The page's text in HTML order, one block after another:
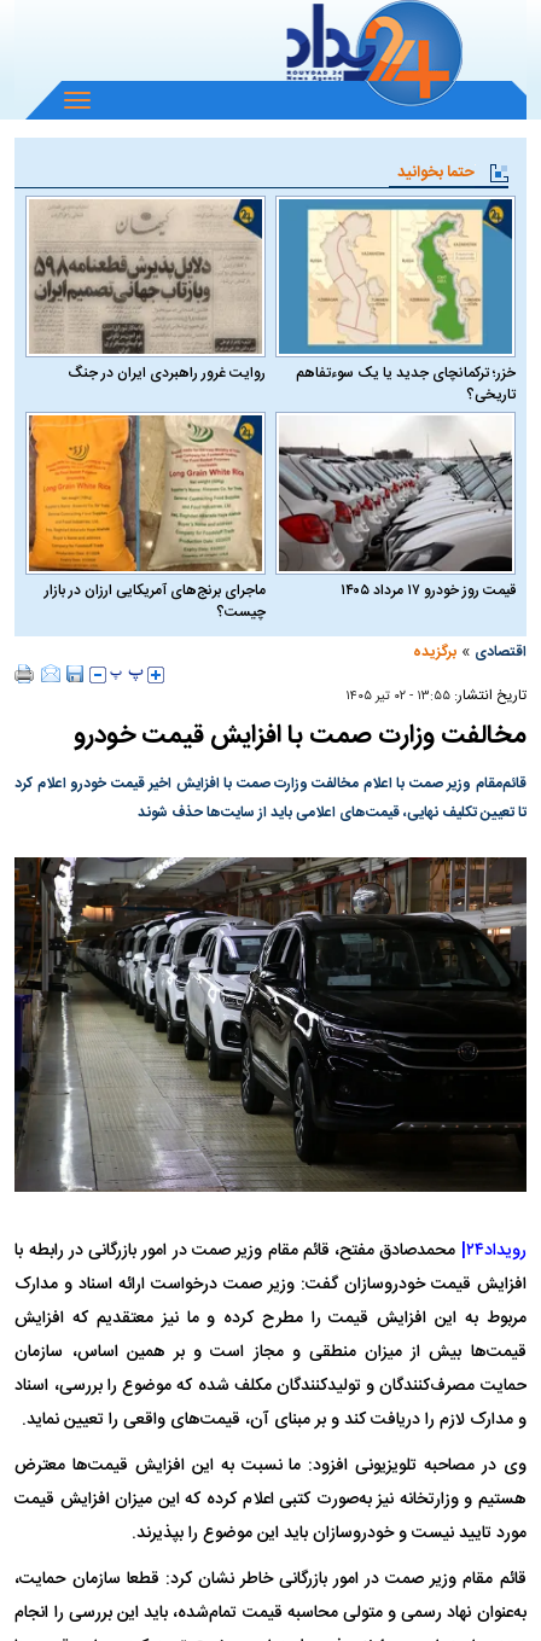
باز
و
منو
حتما بخوانید
خزر؛ ترکمانچای جدید یا یک سوءتفاهم
تاریخی؟
روایت غرور راهبردی ایران در جنگ
قیمت روز خودرو ۱۷ مرداد ۱۴۰۵
ماجرای برنج‌های آمریکایی ارزان در بازار
چیست؟
اقتصادی »برگزیده
تاریخ انتشار:۱۳:۵۵ - ۰۲ تير ۱۴۰۵
مخالفت وزارت صمت با افزایش قیمت خودرو
قائم‌مقام وزیر صمت با اعلام مخالفت وزارت صمت با افزایش اخیر قیمت خودرو اعلام کرد
تا تعیین تکلیف نهایی، قیمت‌های اعلامی باید از سایت‌ها حذف شوند
رویداد۲۴|
محمدصادق مفتح، قائم مقام وزیر صمت در امور بازرگانی در رابطه با
افزایش قیمت خودروسازان گفت: وزیر صمت درخواست ارائه اسناد و مدارک
مربوط به این افزایش قیمت را مطرح کرده‌ و ما نیز معتقدیم که افزایش
قیمت‌ها بیش از میزان منطقی و مجاز است و بر همین اساس، سازمان
حمایت مصرف‌کنندگان و تولیدکنندگان مکلف شده که موضوع را بررسی، اسناد
و مدارک لازم را دریافت کند و بر مبنای آن، قیمت‌های واقعی را تعیین نماید.
وی در مصاحبه تلویزیونی افزود: ما نسبت به این افزایش قیمت‌ها معترض
هستیم و وزارتخانه نیز به‌صورت کتبی اعلام کرده که این میزان افزایش قیمت
مورد تایید نیست و خودروسازان باید این موضوع را بپذیرند.
قائم مقام وزیر صمت در امور بازرگانی خاطر نشان کرد: قطعا سازمان حمایت،
به‌عنوان نهاد رسمی و متولی محاسبه قیمت تمام‌شده، باید این بررسی را انجام